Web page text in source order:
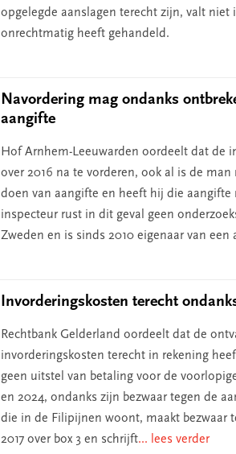
opgelegde aanslagen terecht zijn, valt niet
onrechtmatig heeft gehandeld.
Navordering mag ondanks
aangifte
Hof Arnhem-Leeuwarden oordeelt dat de
over 2016 na te vorderen, ook al is de
doen van aangifte en heeft hij die aangifte
inspecteur rust in dit geval geen
Zweden en is sinds 2010 eigenaar van een
Invorderingskosten terecht
Rechtbank Gelderland oordeelt dat de
invorderingskosten terecht in rekening
geen uitstel van betaling voor de
en 2024, ondanks zijn bezwaar tegen de
die in de Filipijnen woont, maakt bezwaar
2017 over box 3 en schrijft... lees verder